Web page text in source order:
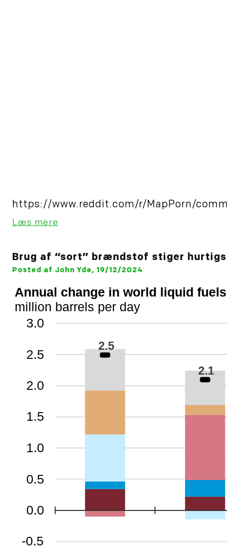
https://www.reddit.com/r/MapPorn/
Læs mere
Brug af “sort” brændstof stiger
Posted af John Yde, 19/12/2024